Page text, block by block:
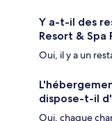
Y a-t-il des
Resort & Spa
Oui, il y a un
dispose-t-il
Oui, chaque